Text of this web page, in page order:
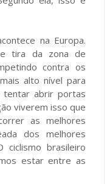
na Europa.
tira da zona de
contra os
alto nível para
tentar abrir portas
viverem isso que
as melhores
dos melhores
ciclismo brasileiro
estar entre as